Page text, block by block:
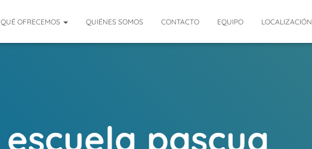
QUÉ OFRECEMOS QUIÉNES SOMOS CONTACTO EQUIPO LOCALIZACIÓN
escuela pascua